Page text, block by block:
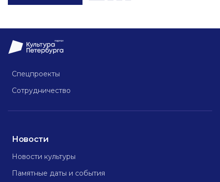
Спецпроекты
Сотрудничество
Новости
Новости культуры
Памятные даты и события